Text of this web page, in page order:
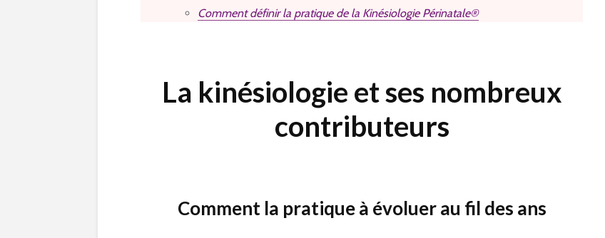
Comment définir la pratique de la Kinésiologie Périnatale®
La kinésiologie et ses nombreux
contributeurs
Comment la pratique à évoluer au fil des ans